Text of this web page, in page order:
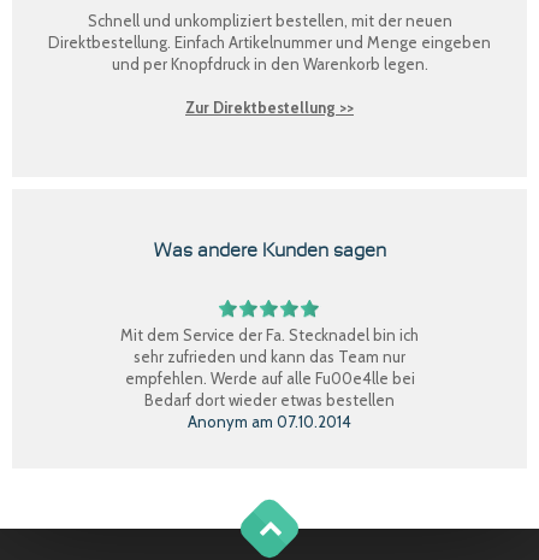
Schnell und unkompliziert bestellen, mit der neuen
Direktbestellung . Einfach Artikelnummer und Menge eingeben
und per Knopfdruck in den Warenkorb legen.
Zur Direktbestellung >>
Was andere Kunden sagen
Mit dem Service der Fa. Stecknadel bin ich
sehr zufrieden und kann das Team nur
empfehlen. Werde auf alle Fu00e4lle bei
Bedarf dort wieder etwas bestellen
Anonym am 07.10.2014
Claudia W.am08.09.2014